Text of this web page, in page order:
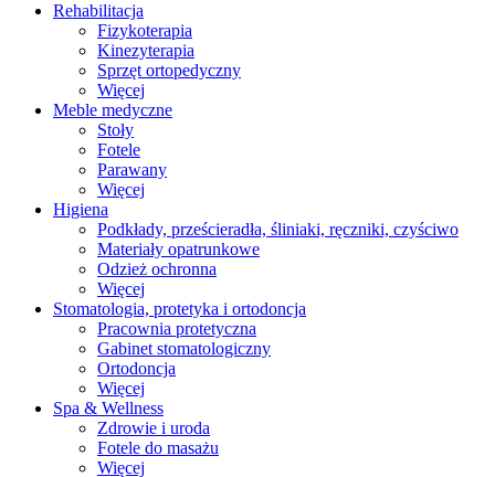
Rehabilitacja
Fizykoterapia
Kinezyterapia
Sprzęt ortopedyczny
Więcej
Meble medyczne
Stoły
Fotele
Parawany
Więcej
Higiena
Podkłady, prześcieradła, śliniaki, ręczniki, czyściwo
Materiały opatrunkowe
Odzież ochronna
Więcej
Stomatologia, protetyka i ortodoncja
Pracownia protetyczna
Gabinet stomatologiczny
Ortodoncja
Więcej
Spa & Wellness
Zdrowie i uroda
Fotele do masażu
Więcej